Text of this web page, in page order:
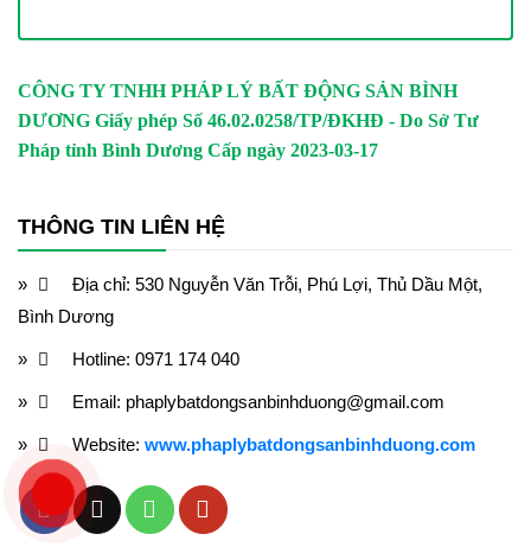
CÔNG TY TNHH PHÁP LÝ BẤT ĐỘNG SẢN BÌNH
DƯƠNG Giấy phép Số 46.02.0258/TP/ĐKHĐ - Do Sở Tư
Pháp tỉnh Bình Dương Cấp ngày 2023-03-17
THÔNG TIN LIÊN HỆ
Địa chỉ: 530 Nguyễn Văn Trỗi, Phú Lợi, Thủ Dầu Một,
Bình Dương
Hotline: 0971 174 040
Email: phaplybatdongsanbinhduong@gmail.com
Website: www.phaplybatdongsanbinhduong.com